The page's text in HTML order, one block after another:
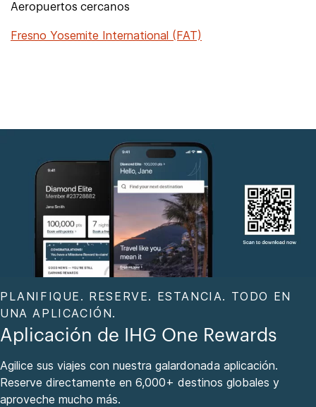
Aeropuertos cercanos
Fresno Yosemite International (FAT)
PLANIFIQUE. RESERVE. ESTANCIA. TODO EN
UNA APLICACIÓN.
Aplicación de IHG One Rewards
Agilice sus viajes con nuestra galardonada aplicación.
Reserve directamente en 6,000+ destinos globales y
aproveche mucho más.